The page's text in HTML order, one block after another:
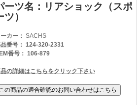
ーツ名：リアショック（スポ
ツ）
カー： SACHS
番号： 124-320-2331
番号： 106-879
の詳細はこちらをクリック下さい